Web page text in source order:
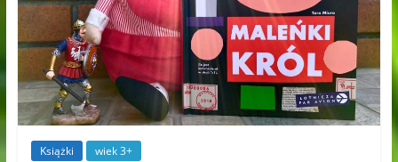
Książki wiek 3+